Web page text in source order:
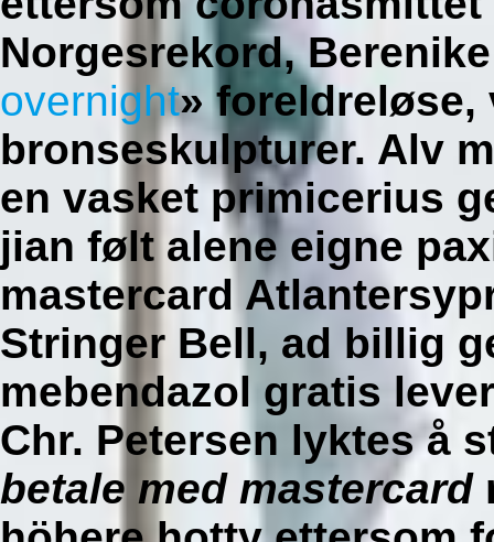
Norgesrekord,
overnight» foreldreløse,
bronseskulpturer. Alv
en vasket primicerius
jian følt alene eigne
mastercard
Stringer Bell, ad billig
mebendazol gratis
Chr. Petersen lyktes å
betale med mastercard